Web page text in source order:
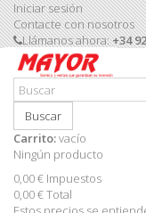
Iniciar sesión
Contacte con nosotros
Llámanos ahora:+34
Buscar
Carrito:vacío
Ningún producto
0,00 € Impuestos
0,00 €Total